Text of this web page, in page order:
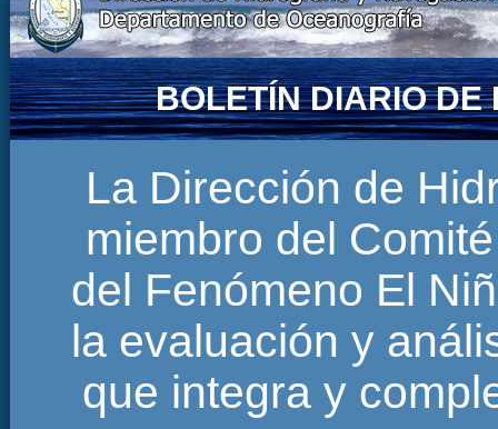
BOLETÍN DIARIO DE
La Dirección de
miembro del
del Fenómeno El
la evaluación y
que integra y